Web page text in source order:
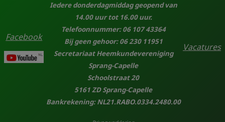
Facebook
Iedere donderdagmiddag geopend van
14.00 uur tot 16.00 uur.
Telefoonnummer: 06 107 43364
Bij geen gehoor: 06 230 11951
Secretariaat Heemkundevereniging
Sprang-Capelle
Schoolstraat 20
5161 ZD Sprang-Capelle
Bankrekening: NL21.RABO.0334.2480.00
Vacatures